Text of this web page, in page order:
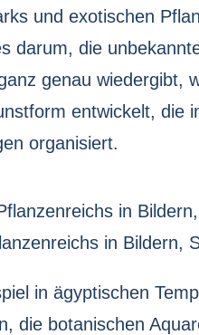
und exotischen
die
genau wiedergibt,
entwickelt,
organisiert.
in Bildern,
in ägyptischen
die botanischen